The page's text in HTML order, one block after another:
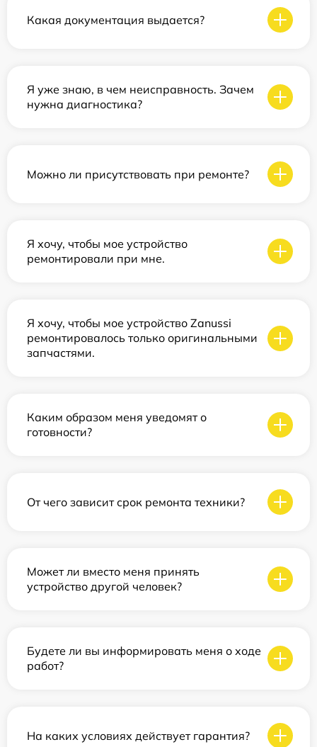
Какая документация выдается?
Я уже знаю, в чем неисправность. Зачем
нужна диагностика?
Можно ли присутствовать при ремонте?
Я хочу, чтобы мое устройство
ремонтировали при мне.
Я хочу, чтобы мое устройство Zanussi
ремонтировалось только оригинальными
запчастями.
Каким образом меня уведомят о
готовности?
От чего зависит срок ремонта техники?
Может ли вместо меня принять
устройство другой человек?
Будете ли вы информировать меня о ходе
работ?
На каких условиях действует гарантия?